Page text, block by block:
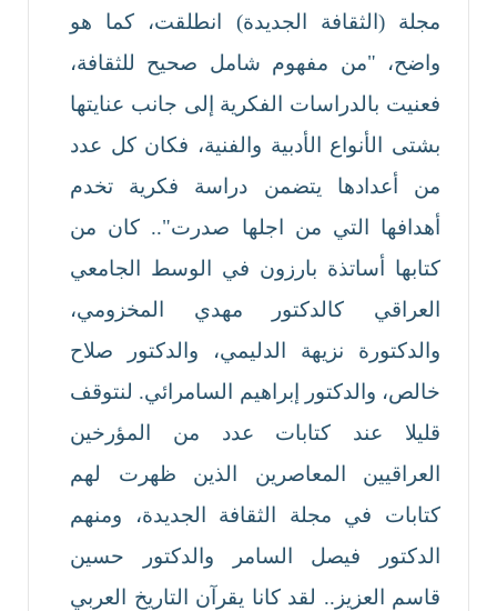
مجلة (الثقافة الجديدة) انطلقت، كما هو
واضح، "من مفهوم شامل صحيح للثقافة،
فعنيت بالدراسات الفكرية إلى جانب عنايتها
بشتى الأنواع الأدبية والفنية، فكان كل عدد
من أعدادها يتضمن دراسة فكرية تخدم
أهدافها التي من اجلها صدرت".. كان من
كتابها أساتذة بارزون في الوسط الجامعي
العراقي كالدكتور مهدي المخزومي،
والدكتورة نزيهة الدليمي، والدكتور صلاح
خالص، والدكتور إبراهيم السامرائي. لنتوقف
قليلا عند كتابات عدد من المؤرخين
العراقيين المعاصرين الذين ظهرت لهم
كتابات في مجلة الثقافة الجديدة، ومنهم
الدكتور فيصل السامر والدكتور حسين
قاسم العزيز.. لقد كانا يقرآن التاريخ العربي